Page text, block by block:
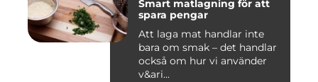
Smart matlagning för att
spara pengar
Att laga mat handlar inte
bara om smak – det handlar
också om hur vi använder
v&ari...